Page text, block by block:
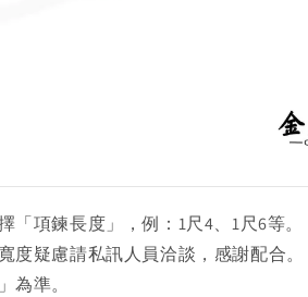
項鍊長度」，例：1尺4、1尺6等。
疑慮請私訊人員洽談，感謝配合。
為準。